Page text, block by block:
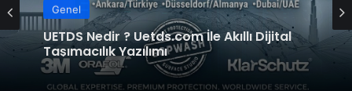
Genel
Genel
Datahost İle Güvenilir Sunucu Hizmetleri